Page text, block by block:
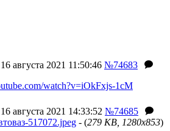
августа 2021 11:50:46 №74683
watch?v=iOkFxjs-1cM
августа 2021 14:33:52 №74685
517072.jpeg - (279 KB, 1280x853)